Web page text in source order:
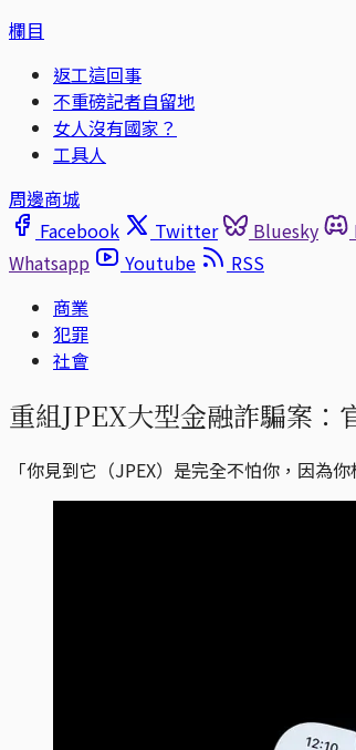
欄目
返工這回事
不重磅記者自留地
女人沒有國家？
工具人
周邊商城
Facebook
Twitter Bluesky
Whatsapp
Youtube
RSS
商業
犯罪
社會
重組JPEX大型金融詐騙案：
「你見到它（JPEX）是完全不怕你，因為